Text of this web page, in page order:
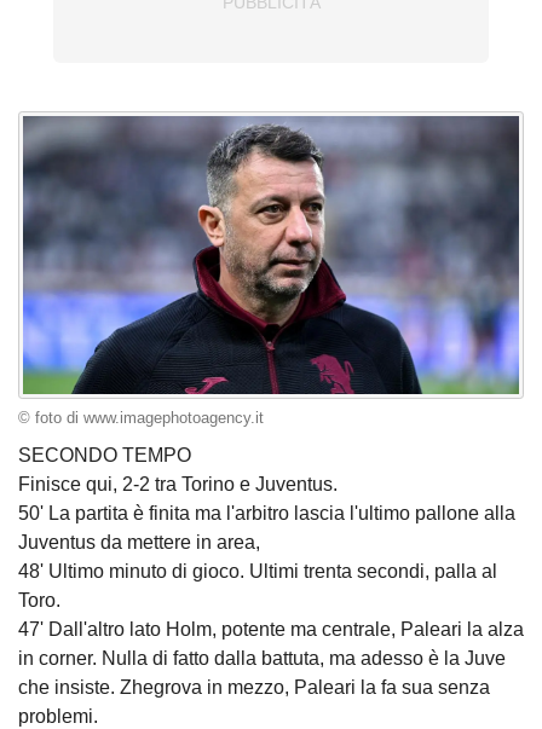
© foto di www.imagephotoagency.it
SECONDO TEMPO
Finisce qui, 2-2 tra Torino e Juventus.
50' La partita è finita ma l'arbitro lascia l'ultimo pallone alla
Juventus da mettere in area,
48' Ultimo minuto di gioco. Ultimi trenta secondi, palla al
Toro.
47' Dall'altro lato Holm, potente ma centrale, Paleari la alza
in corner. Nulla di fatto dalla battuta, ma adesso è la Juve
che insiste. Zhegrova in mezzo, Paleari la fa sua senza
problemi.